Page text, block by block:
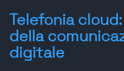
Telefonia
della
digitale